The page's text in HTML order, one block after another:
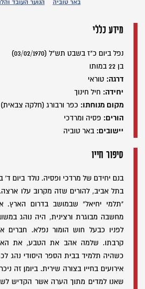
באר טוביה הנוער העובד
מידע כללי
נפל ביום כ"ז בשבט תש"ל (03/02/1970)
בן 22 במותו
דרגה: טוראי
יחידה: חיל חינוך
מקום מנוחתו: כפר ורבורג (חלקה צבאית)
הורים: פסיה ומרדכי
יישובים: באר טוביה
סיפור חייו
בתל אביב, להורים שזה מקרוב עלו
"תלמי יחיאל" שבמושב בדרום
מחשבה מבוגרת ורצינית, היה נוהג
לפניו כבעל חוש הומור נפלא. חברים
קרבתו. שלמה אהב את הטבע, את
כשהיה תלמיד בבית הספר היסודי נהג
אירועים בחייו בצורה שירית. ביומן זה
שאנו למדים מתוך הערה אשר הקדיש